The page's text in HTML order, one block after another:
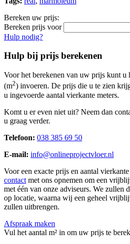
Bereken uw prijs:
Bereken prijs voor
Hulp nodig?
Hulp bij prijs berekenen
Voor het berekenen van uw prijs kunt u
(m2) invoeren. De prijs die u te zien
u ingevoerde aantal vierkante meters.
Komt u er even niet uit? Neem dan
u graag verder.
Telefoon: 038 385 69 50
E-mail: info@onlineprojectvloer.nl
Voor een exacte prijs en aantal
contact met ons opnemen om een
met één van onze adviseurs. We zullen
op locatie, waarna wij een geheel
zullen uitbrengen.
Afspraak maken
Vul het aantal m² in om uw prijs te